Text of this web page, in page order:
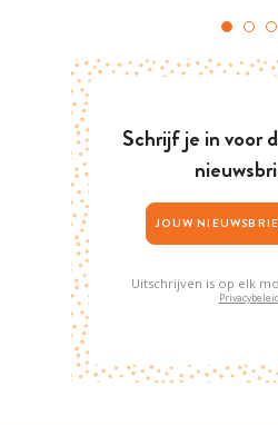
Schrijf je in voor
Uitschrijven is op elk
Privacybeleid